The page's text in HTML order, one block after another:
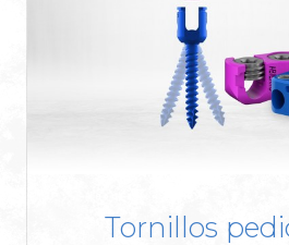
Tornillos